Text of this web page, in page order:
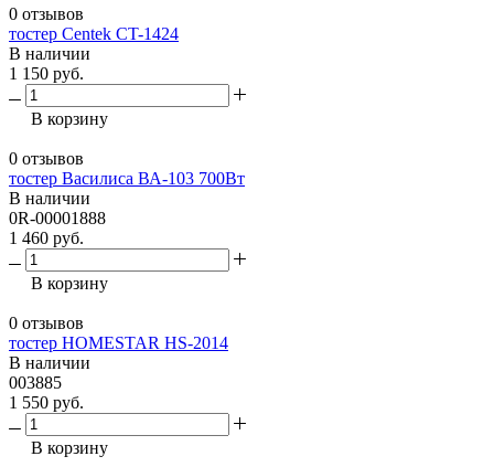
0 отзывов
тостер Centek CT-1424
В наличии
1 150 руб.
В корзину
0 отзывов
тостер Василиса ВА-103 700Вт
В наличии
0R-00001888
1 460 руб.
В корзину
0 отзывов
тостер HOMESTAR HS-2014
В наличии
003885
1 550 руб.
В корзину